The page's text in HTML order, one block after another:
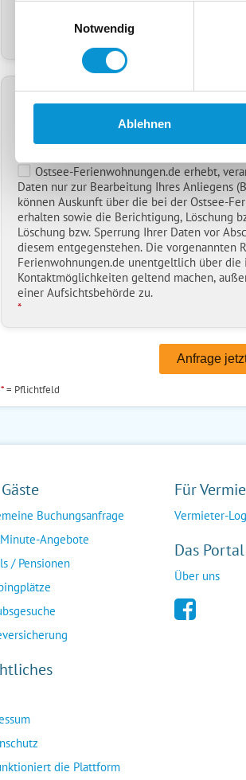
Notwendig
Ablehnen
Kopie der Nachricht per Mail zusenden
Reiseversicherungs­informationen
Ich habe dieDatenschutzhinweise
Ostsee-Ferienwohnungen.de erhebt,
Daten nur zur Bearbeitung Ihres Anliegens
können Auskunft über die bei der Ostsee-
erhalten sowie die Berichtigung, Löschung
Löschung bzw. Sperrung Ihrer Daten vor
diesem entgegenstehen. Die vorgenannten
Ferienwohnungen.de unentgeltlich über die
Kontaktmöglichkeiten geltend machen,
einer Aufsichtsbehörde zu.
*
*= Pflichtfeld
Buchungsanfrage
Angebote
/ Pensionen
die Plattform
Für
Vermieter-
Das Portal
Über uns